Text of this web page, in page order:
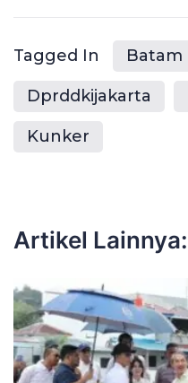
Tagged In Batam
Dprddkijakarta
Kunker
Artikel Lainnya: